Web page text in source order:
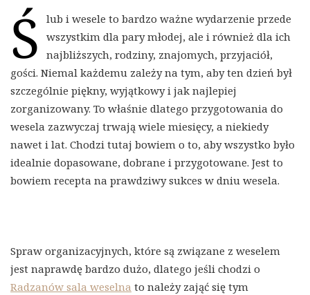
Ś
lub i wesele to bardzo ważne wydarzenie przede
wszystkim dla pary młodej, ale i również dla ich
najbliższych, rodziny, znajomych, przyjaciół,
gości. Niemal każdemu zależy na tym, aby ten dzień był
szczególnie piękny, wyjątkowy i jak najlepiej
zorganizowany. To właśnie dlatego przygotowania do
wesela zazwyczaj trwają wiele miesięcy, a niekiedy
nawet i lat. Chodzi tutaj bowiem o to, aby wszystko było
idealnie dopasowane, dobrane i przygotowane. Jest to
bowiem recepta na prawdziwy sukces w dniu wesela.
Spraw organizacyjnych, które są związane z weselem
jest naprawdę bardzo dużo, dlatego jeśli chodzi o
Radzanów sala weselna to należy zająć się tym